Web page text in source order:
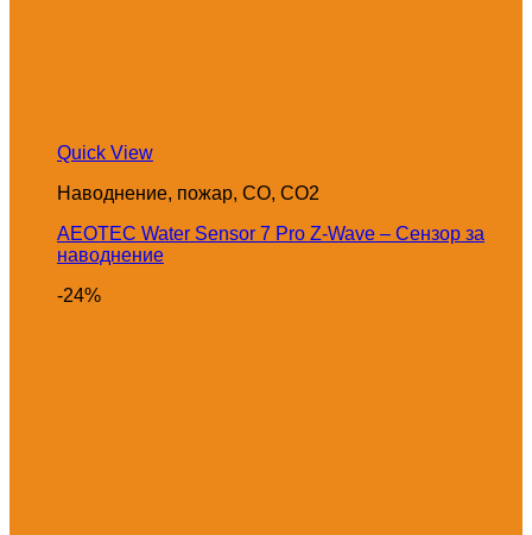
Quick View
Наводнение, пожар, CO, CO2
AEOTEC Water Sensor 7 Pro Z-Wave – Сензор за
наводнение
-24%